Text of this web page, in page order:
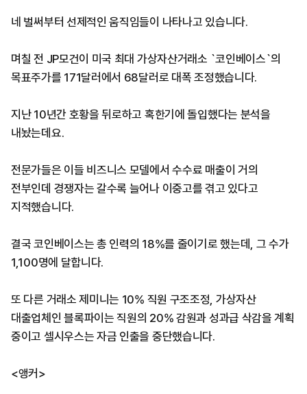
네 벌써부터 선제적인 움직임들이 나타나고 있습니다.
며칠 전 JP모건이 미국 최대 가상자산거래소 `코인베이스`의
목표주가를 171달러에서 68달러로 대폭 조정했습니다.
지난 10년간 호황을 뒤로하고 혹한기에 돌입했다는 분석을
내놨는데요.
전문가들은 이들 비즈니스 모델에서 수수료 매출이 거의
전부인데 경쟁자는 갈수록 늘어나 이중고를 겪고 있다고
지적했습니다.
결국 코인베이스는 총 인력의 18%를 줄이기로 했는데, 그 수가
1,100명에 달합니다.
또 다른 거래소 제미니는 10% 직원 구조조정, 가상자산
대출업체인 블록파이는 직원의 20% 감원과 성과급 삭감을 계획
중이고 셀시우스는 자금 인출을 중단했습니다.
<앵커>